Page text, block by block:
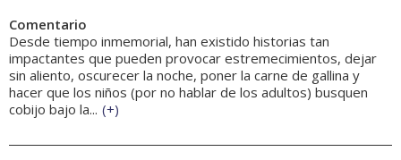
Comentario
Desde tiempo inmemorial, han existido historias tan
impactantes que pueden provocar estremecimientos, dejar
sin aliento, oscurecer la noche, poner la carne de gallina y
hacer que los niños (por no hablar de los adultos) busquen
cobijo bajo la... (+)